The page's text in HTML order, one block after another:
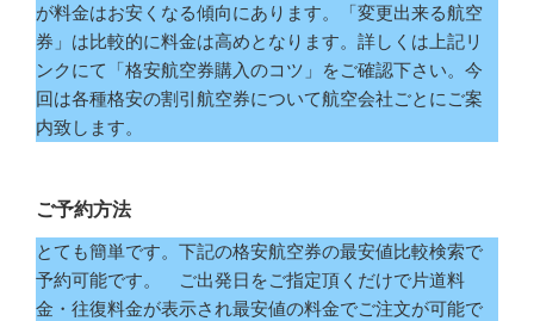
が料金はお安くなる傾向にあります。「変更出来る航空
券」は比較的に料金は高めとなります。詳しくは上記リ
ンクにて「格安航空券購入のコツ」をご確認下さい。今
回は各種格安の割引航空券について航空会社ごとにご案
内致します。
ご予約方法
とても簡単です。下記の格安航空券の最安値比較検索で
予約可能です。 ご出発日をご指定頂くだけで片道料
金・往復料金が表示され最安値の料金でご注文が可能で